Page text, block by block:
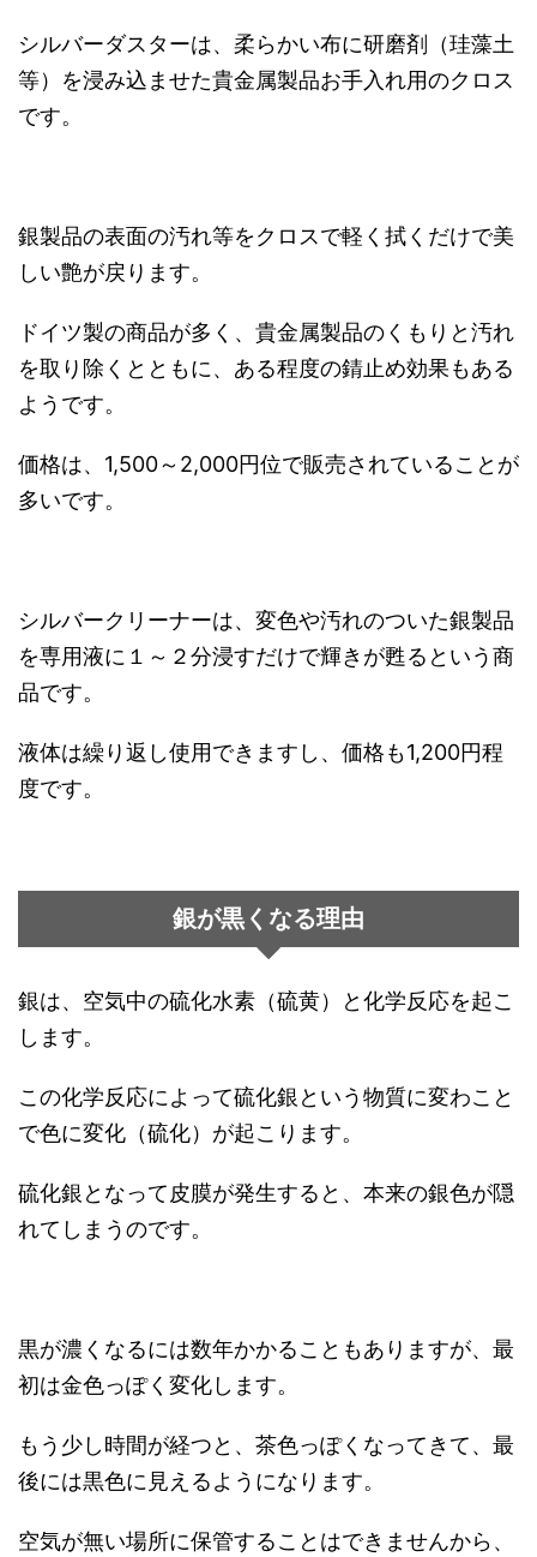
シルバーダスターは、柔らかい布に研磨剤（珪藻土
等）を浸み込ませた貴金属製品お手入れ用のクロス
です。
銀製品の表面の汚れ等をクロスで軽く拭くだけで美
しい艶が戻ります。
ドイツ製の商品が多く、貴金属製品のくもりと汚れ
を取り除くとともに、ある程度の錆止め効果もある
ようです。
価格は、1,500～2,000円位で販売されていることが
多いです。
シルバークリーナーは、変色や汚れのついた銀製品
を専用液に１～２分浸すだけで輝きが甦るという商
品です。
液体は繰り返し使用できますし、価格も1,200円程
度です。
銀が黒くなる理由
銀は、空気中の硫化水素（硫黄）と化学反応を起こ
します。
この化学反応によって硫化銀という物質に変わこと
で色に変化（硫化）が起こります。
硫化銀となって皮膜が発生すると、本来の銀色が隠
れてしまうのです。
黒が濃くなるには数年かかることもありますが、最
初は金色っぽく変化します。
もう少し時間が経つと、茶色っぽくなってきて、最
後には黒色に見えるようになります。
空気が無い場所に保管することはできませんから、